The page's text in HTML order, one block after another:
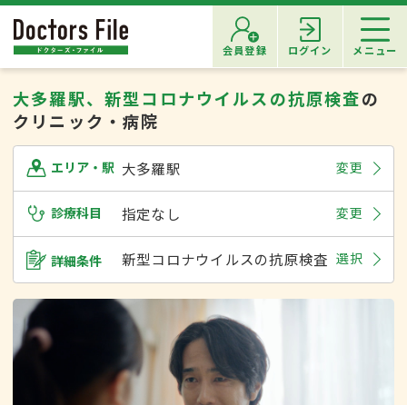
会員登録 ログイン メニュー
大多羅駅、新型コロナウイルスの抗原検査の
クリニック・病院
エリア・駅 大多羅駅 変更
診療科目 指定なし 変更
詳細条件 新型コロナウイルスの抗原検査 選択